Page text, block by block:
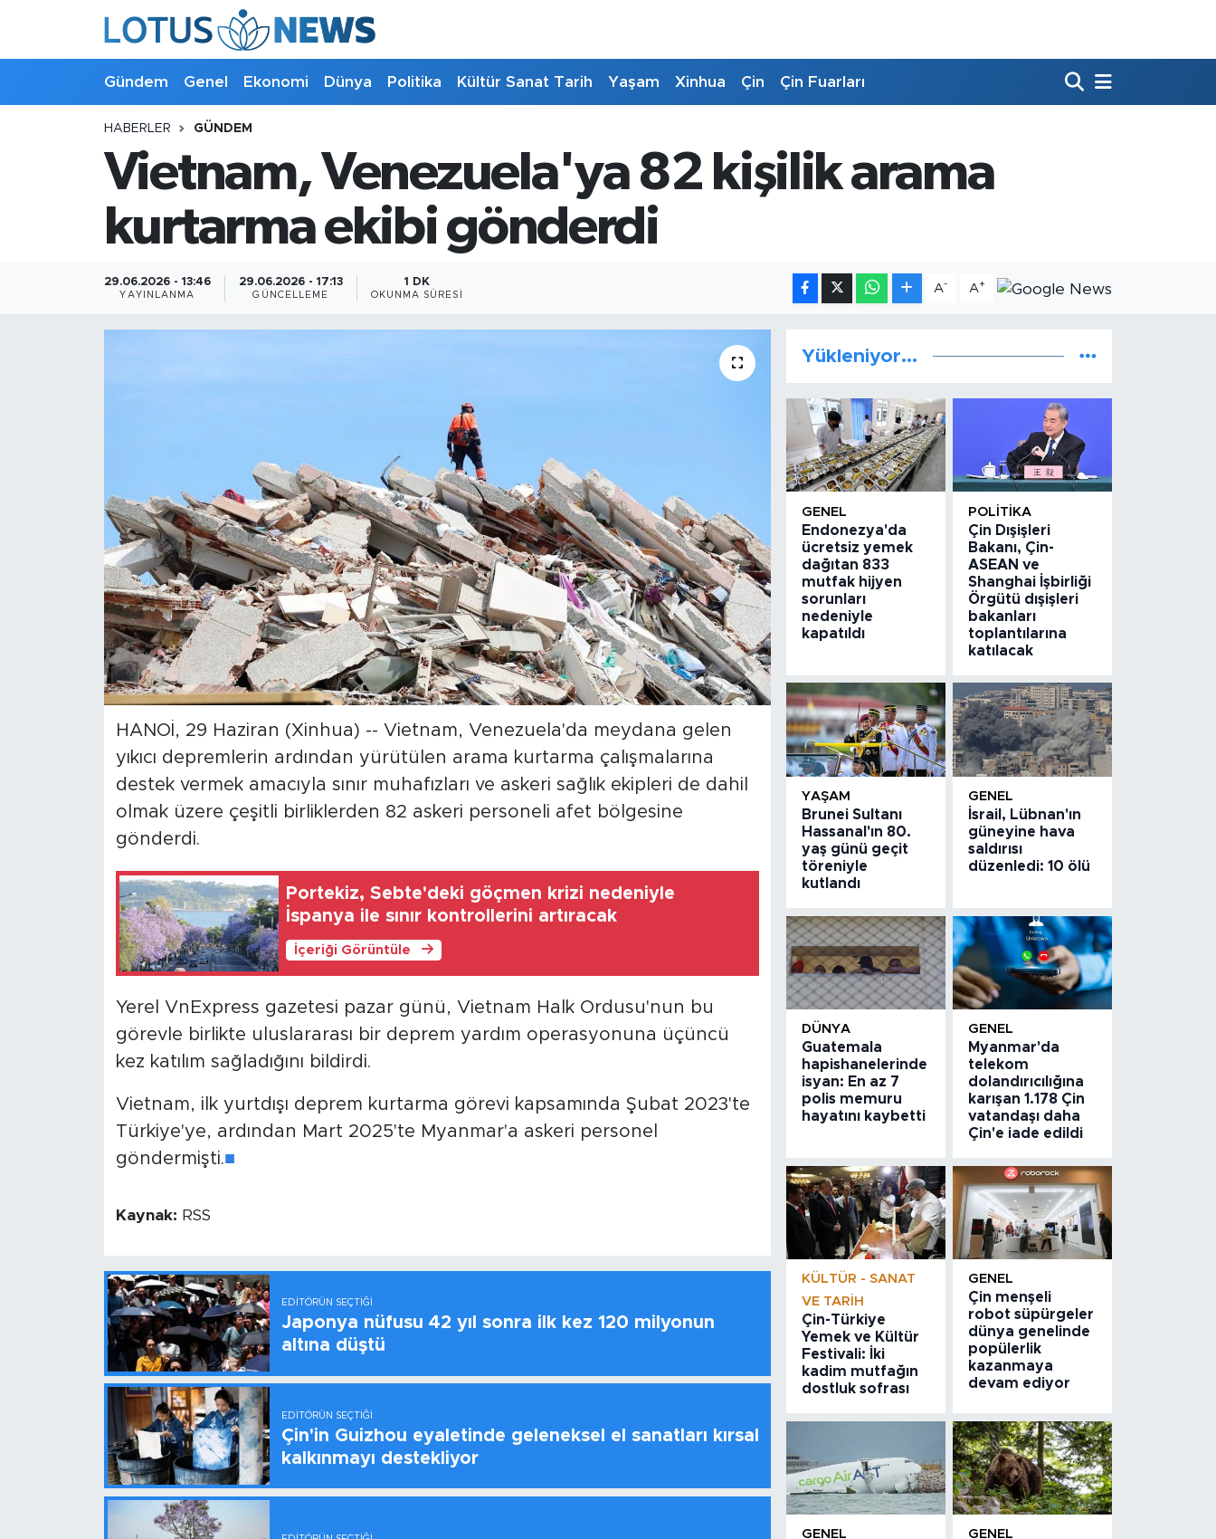
Gündem Genel Ekonomi Dünya Politika Kültür Sanat Tarih Yaşam Xinhua Çin Çin Fuarları
HABERLER GÜNDEM
Vietnam, Venezuela'ya 82 kişilik arama
kurtarma ekibi gönderdi
29.06.2026 - 13:46
YAYINLANMA
29.06.2026 - 17:13
GÜNCELLEME
1 DK
OKUNMA SÜRESI
A- A+
HANOİ, 29 Haziran (Xinhua) -- Vietnam, Venezuela'da meydana gelen
yıkıcı depremlerin ardından yürütülen arama kurtarma çalışmalarına
destek vermek amacıyla sınır muhafızları ve askeri sağlık ekipleri de dahil
olmak üzere çeşitli birliklerden 82 askeri personeli afet bölgesine
gönderdi.
Portekiz, Sebte'deki göçmen krizi nedeniyle
İspanya ile sınır kontrollerini artıracak
İçeriği Görüntüle
Yerel VnExpress gazetesi pazar günü, Vietnam Halk Ordusu'nun bu
görevle birlikte uluslararası bir deprem yardım operasyonuna üçüncü
kez katılım sağladığını bildirdi.
Vietnam, ilk yurtdışı deprem kurtarma görevi kapsamında Şubat 2023'te
Türkiye'ye, ardından Mart 2025'te Myanmar'a askeri personel
göndermişti.■
Kaynak: RSS
EDITÖRÜN SEÇTIĞI
Japonya nüfusu 42 yıl sonra ilk kez 120 milyonun
altına düştü
EDITÖRÜN SEÇTIĞI
Çin'in Guizhou eyaletinde geleneksel el sanatları kırsal
kalkınmayı destekliyor
Yükleniyor...
GENEL
Endonezya'da
ücretsiz yemek
dağıtan 833
mutfak hijyen
sorunları
nedeniyle
kapatıldı
POLITIKA
Çin Dışişleri
Bakanı, Çin-
ASEAN ve
Shanghai İşbirliği
Örgütü dışişleri
bakanları
toplantılarına
katılacak
YAŞAM
Brunei Sultanı
Hassanal'ın 80.
yaş günü geçit
töreniyle
kutlandı
GENEL
İsrail, Lübnan'ın
güneyine hava
saldırısı
düzenledi: 10 ölü
DÜNYA
Guatemala
hapishanelerinde
isyan: En az 7
polis memuru
hayatını kaybetti
GENEL
Myanmar'da
telekom
dolandırıcılığına
karışan 1.178 Çin
vatandaşı daha
Çin'e iade edildi
KÜLTÜR - SANAT
VE TARIH
Çin-Türkiye
Yemek ve Kültür
Festivali: İki
kadim mutfağın
dostluk sofrası
GENEL
Çin menşeli
robot süpürgeler
dünya genelinde
popülerlik
kazanmaya
devam ediyor
GENEL GENEL
Politika
Foto Haber
Xinhua Türkiye